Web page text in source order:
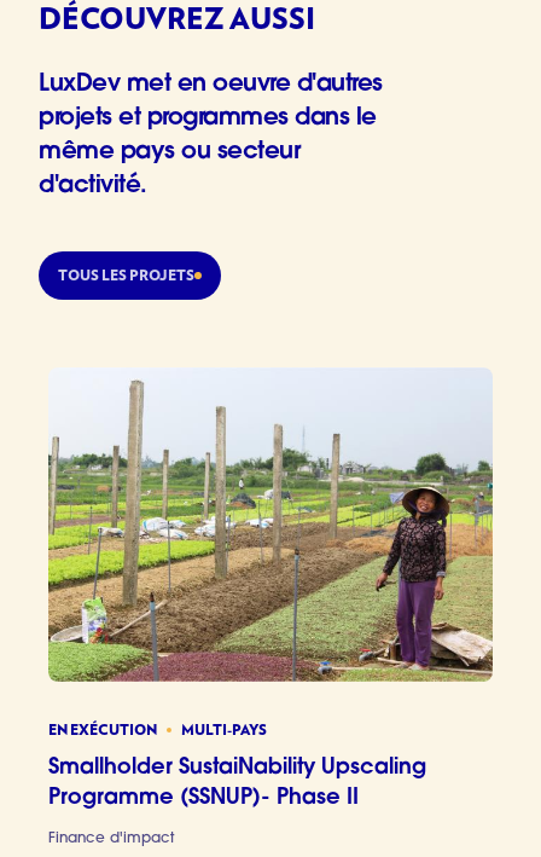
DÉCOUVREZ AUSSI
LuxDev met en oeuvre d'autres
projets et programmes dans le
même pays ou secteur
d'activité.
TOUS LES PROJETS
EN EXÉCUTION MULTI-PAYS
Smallholder SustaiNability Upscaling
Programme (SSNUP)- Phase II
Finance d'impact